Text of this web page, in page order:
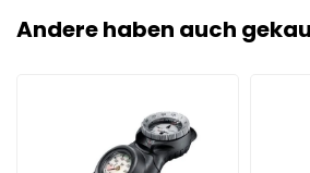
Andere haben auch